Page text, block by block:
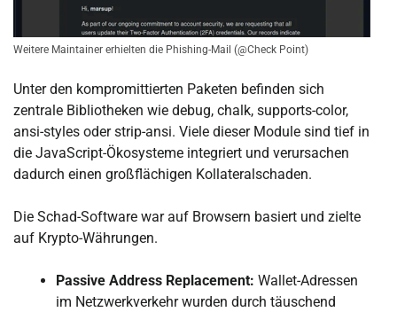
Weitere Maintainer erhielten die Phishing-Mail (@Check Point)
Unter den kompromittierten Paketen befinden sich
zentrale Bibliotheken wie debug, chalk, supports-color,
ansi-styles oder strip-ansi. Viele dieser Module sind tief in
die JavaScript-Ökosysteme integriert und verursachen
dadurch einen großflächigen Kollateralschaden.
Die Schad-Software war auf Browsern basiert und zielte
auf Krypto-Währungen.
Passive Address Replacement: Wallet-Adressen
im Netzwerkverkehr wurden durch täuschend